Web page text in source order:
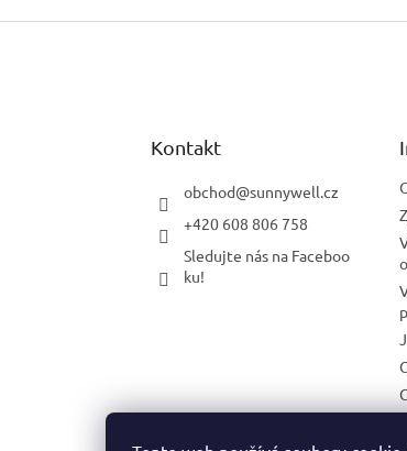
Kontakt
obchod@sunnywell.cz
+420 608 806 758
Sledujte nás na Faceboo
ku!